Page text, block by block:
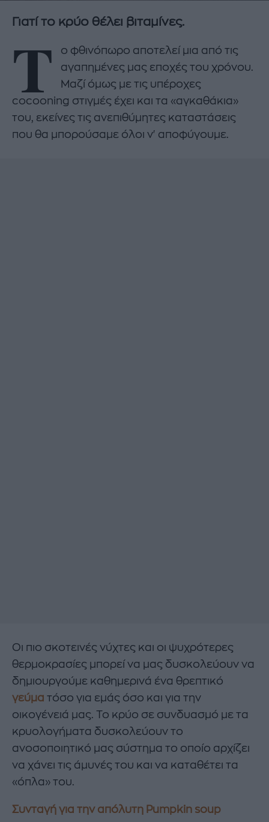
Γιατί το κρύο θέλει βιταμίνες.
T
o φθινόπωρο αποτελεί μια από τις
αγαπημένες μας εποχές του χρόνου.
Μαζί όμως με τις υπέροχες
cocooning στιγμές έχει και τα «αγκαθάκια»
του, εκείνες τις ανεπιθύμητες καταστάσεις
που θα μπορούσαμε όλοι ν' αποφύγουμε.
Οι πιο σκοτεινές νύχτες και οι ψυχρότερες
θερμοκρασίες μπορεί να μας δυσκολεύουν να
δημιουργούμε καθημερινά ένα θρεπτικό
γεύμα τόσο για εμάς όσο και για την
οικογένειά μας. Το κρύο σε συνδυασμό με τα
κρυολογήματα δυσκολεύουν το
ανοσοποιητικό μας σύστημα το οποίο αρχίζει
να χάνει τις άμυνές του και να καταθέτει τα
«όπλα» του.
Συνταγή για την απόλυτη Pumpkin soup